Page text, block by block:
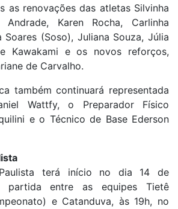
as renovações das atletas Silvinha
Andrade, Karen Rocha, Carlinha
Soares (Soso), Juliana Souza, Júlia
Kawakami e os novos reforços,
de Carvalho.
também continuará representada
Wattfy, o Preparador Físico
e o Técnico de Base Ederson
terá início no dia 14 de
partida entre as equipes Tietê
e Catanduva, às 19h, no